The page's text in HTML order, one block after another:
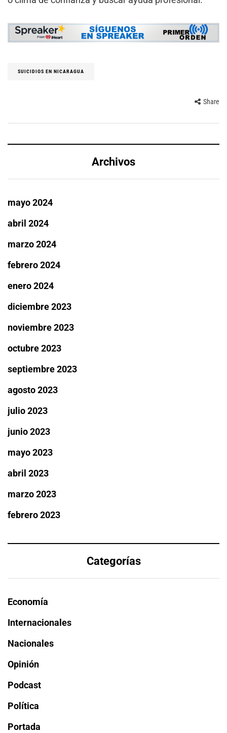
SUICIDIOS EN NICARAGUA
Share
Archivos
mayo 2024
abril 2024
marzo 2024
febrero 2024
enero 2024
diciembre 2023
noviembre 2023
octubre 2023
septiembre 2023
agosto 2023
julio 2023
junio 2023
mayo 2023
abril 2023
marzo 2023
febrero 2023
Categorías
Economía
Internacionales
Nacionales
Opinión
Podcast
Política
Portada